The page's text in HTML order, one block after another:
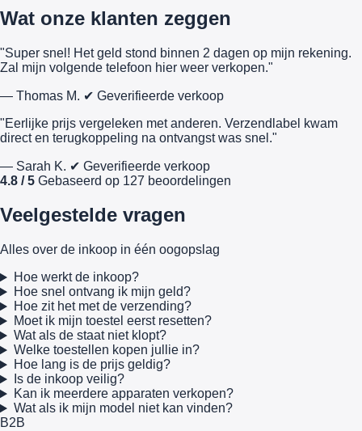
Wat onze klanten zeggen
"Super snel! Het geld stond binnen 2 dagen op mijn rekening.
Zal mijn volgende telefoon hier weer verkopen."
— Thomas M. ✔ Geverifieerde verkoop
"Eerlijke prijs vergeleken met anderen. Verzendlabel kwam
direct en terugkoppeling na ontvangst was snel."
— Sarah K. ✔ Geverifieerde verkoop
4.8 / 5 Gebaseerd op 127 beoordelingen
Veelgestelde vragen
Alles over de inkoop in één oogopslag
Hoe werkt de inkoop?
Hoe snel ontvang ik mijn geld?
Hoe zit het met de verzending?
Moet ik mijn toestel eerst resetten?
Wat als de staat niet klopt?
Welke toestellen kopen jullie in?
Hoe lang is de prijs geldig?
Is de inkoop veilig?
Kan ik meerdere apparaten verkopen?
Wat als ik mijn model niet kan vinden?
B2B